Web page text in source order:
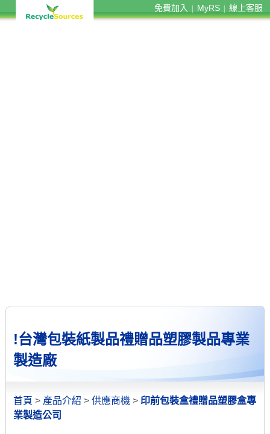
免費加入 MyRS 線上客服
!台灣包裝紙製品禮贈品塑膠製品專業
製造廠
首頁 > 產品介紹 > 供應商機 > 印前包裝盒禮贈品塑膠盒專
業製造公司